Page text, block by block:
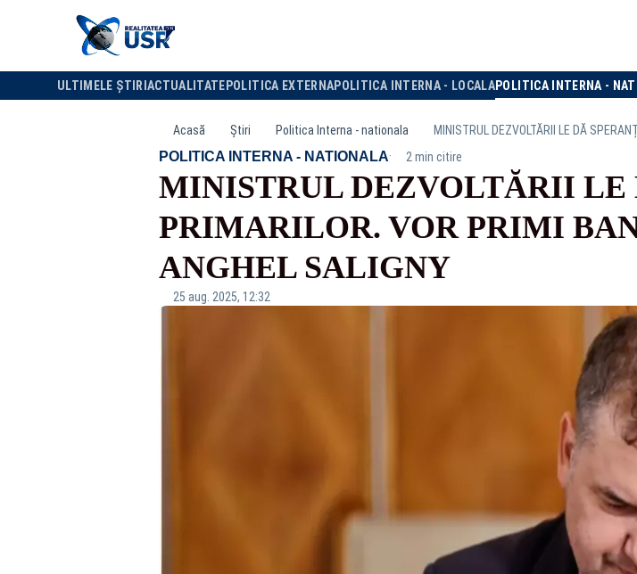
ULTIMELE ȘTIRI ACTUALITATE POLITICA EXTERNAPOLITICA INTERNA - LOCALAPOLITICA INTERNA -
Acasă Știri Politica Interna - nationala MINISTRUL DEZVOLTĂRII LE DĂ
POLITICA INTERNA - NATIONALA· 2 min citire
MINISTRUL DEZVOLTĂRII LE
PRIMARILOR. VOR PRIMI
ANGHEL SALIGNY
25 aug. 2025, 12:32